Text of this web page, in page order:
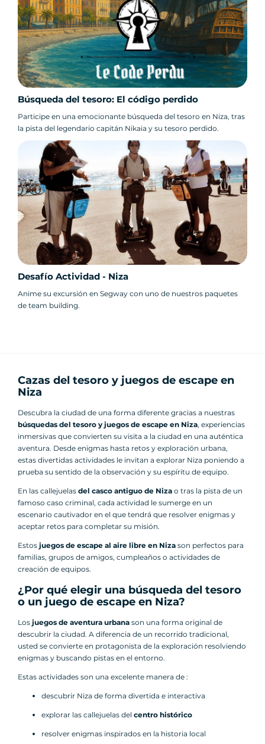
Búsqueda del tesoro: El código perdido
Participe en una emocionante búsqueda del tesoro en Niza, tras
la pista del legendario capitán Nikaia y su tesoro perdido.
Desafío Actividad - Niza
Anime su excursión en Segway con uno de nuestros paquetes
de team building.
Cazas del tesoro y juegos de escape en
Niza
Descubra la ciudad de una forma diferente gracias a nuestras
búsquedas del tesoro y juegos de escape en Niza, experiencias
inmersivas que convierten su visita a la ciudad en una auténtica
aventura. Desde enigmas hasta retos y exploración urbana,
estas divertidas actividades le invitan a explorar Niza poniendo a
prueba su sentido de la observación y su espíritu de equipo.
En las callejuelas del casco antiguo de Niza o tras la pista de un
famoso caso criminal, cada actividad le sumerge en un
escenario cautivador en el que tendrá que resolver enigmas y
aceptar retos para completar su misión.
Estos juegos de escape al aire libre en Niza son perfectos para
familias, grupos de amigos, cumpleaños o actividades de
creación de equipos.
¿Por qué elegir una búsqueda del tesoro
o un juego de escape en Niza?
Los juegos de aventura urbana son una forma original de
descubrir la ciudad. A diferencia de un recorrido tradicional,
usted se convierte en protagonista de la exploración resolviendo
enigmas y buscando pistas en el entorno.
Estas actividades son una excelente manera de :
descubrir Niza de forma divertida e interactiva
explorar las callejuelas del centro histórico
resolver enigmas inspirados en la historia local